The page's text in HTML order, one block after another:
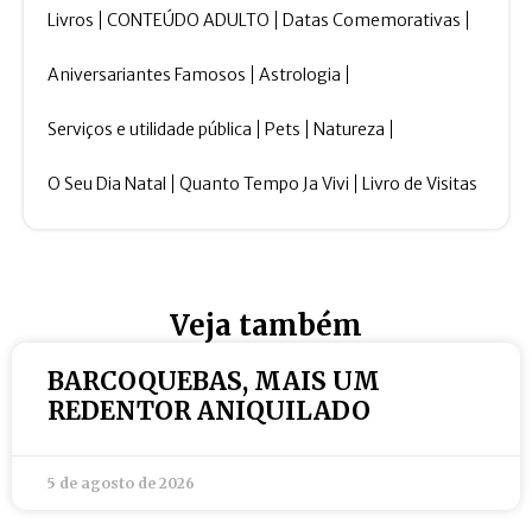
Livros CONTEÚDO ADULTO Datas Comemorativas
Aniversariantes Famosos Astrologia
Serviços e utilidade pública Pets Natureza
O Seu Dia Natal Quanto Tempo Ja Vivi Livro de Visitas
Veja também
BARCOQUEBAS, MAIS UM
REDENTOR ANIQUILADO
5 de agosto de 2026